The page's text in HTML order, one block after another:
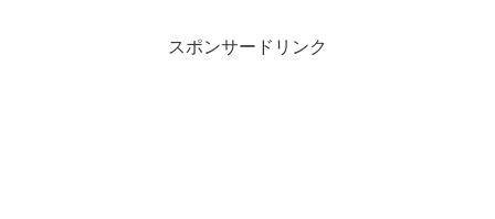
スポンサードリンク